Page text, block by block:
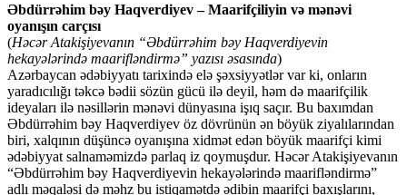
Əbdürrəhim bəy Haqverdiyev – Maarifçiliyin və mənəvi
oyanışın carçısı
(Həcər Atakişiyevanın “Əbdürrəhim bəy Haqverdiyevin
hekayələrində maarifləndirmə” yazısı əsasında)
Azərbaycan ədəbiyyatı tarixində elə şəxsiyyətlər var ki, onların
yaradıcılığı təkcə bədii sözün gücü ilə deyil, həm də maarifçilik
ideyaları ilə nəsillərin mənəvi dünyasına işıq saçır. Bu baxımdan
Əbdürrəhim bəy Haqverdiyev öz dövrünün ən böyük ziyalılarından
biri, xalqının düşüncə oyanışına xidmət edən böyük maarifçi kimi
ədəbiyyat salnaməmizdə parlaq iz qoymuşdur. Həcər Atakişiyevanın
“Əbdürrəhim bəy Haqverdiyevin hekayələrində maarifləndirmə”
adlı məqaləsi də məhz bu istiqamətdə ədibin maarifçi baxışlarını,